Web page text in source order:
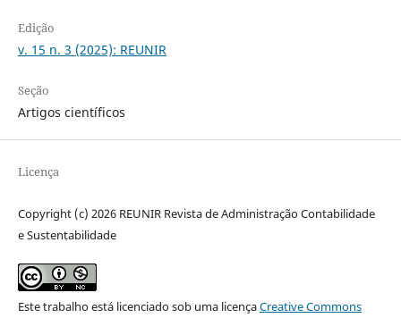
Edição
v. 15 n. 3 (2025): REUNIR
Seção
Artigos científicos
Licença
Copyright (c) 2026 REUNIR Revista de Administração Contabilidade
e Sustentabilidade
Este trabalho está licenciado sob uma licençaCreative Commons